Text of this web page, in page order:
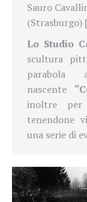
Sauro
(Strasburgo)
Lo Studio
scultura
nascente
inoltre per
tenendone
una serie di